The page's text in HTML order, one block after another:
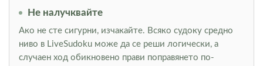
Не налучквайте
Ако не сте сигурни, изчакайте. Всяко судоку средно
ниво в LiveSudoku може да се реши логически, а
случаен ход обикновено прави поправянето по-